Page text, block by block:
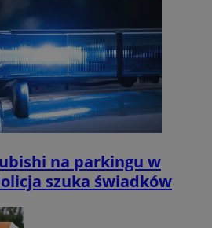
na parkingu w
szuka świadków